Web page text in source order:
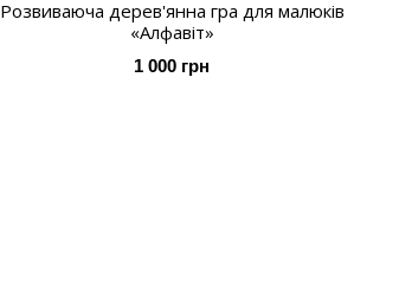
Розвиваюча дерев'янна гра для малюків
«Алфавіт»
1 000 грн